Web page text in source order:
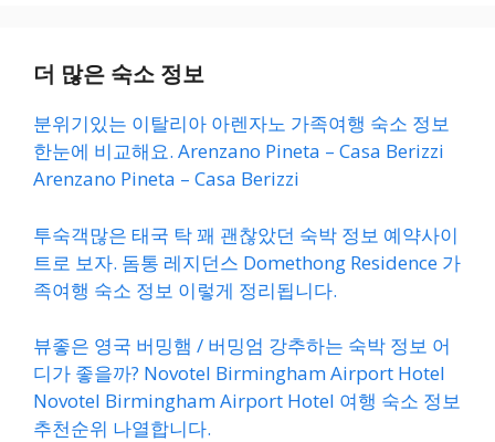
더 많은 숙소 정보
분위기있는 이탈리아 아렌자노 가족여행 숙소 정보
한눈에 비교해요. Arenzano Pineta – Casa Berizzi
Arenzano Pineta – Casa Berizzi
투숙객많은 태국 탁 꽤 괜찮았던 숙박 정보 예약사이
트로 보자. 돔통 레지던스 Domethong Residence 가
족여행 숙소 정보 이렇게 정리됩니다.
뷰좋은 영국 버밍햄 / 버밍엄 강추하는 숙박 정보 어
디가 좋을까? Novotel Birmingham Airport Hotel
Novotel Birmingham Airport Hotel 여행 숙소 정보
추천순위 나열합니다.